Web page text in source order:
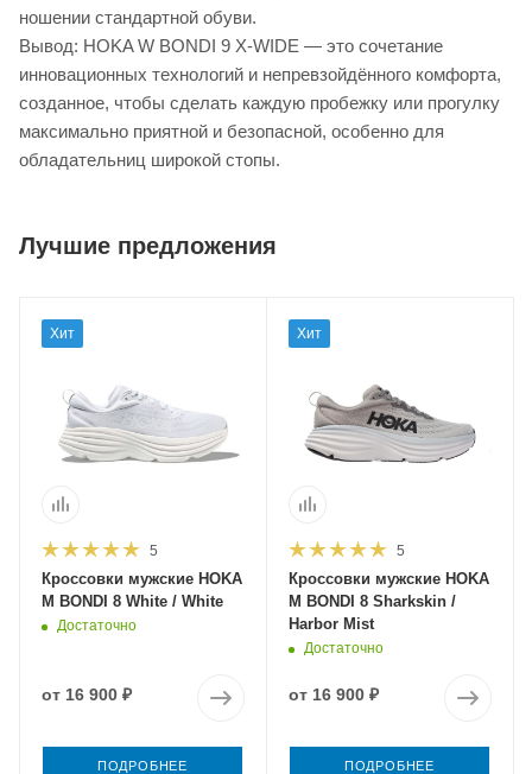
ношении стандартной обуви.
Вывод: HOKA W BONDI 9 X-WIDE — это сочетание
инновационных технологий и непревзойдённого комфорта,
созданное, чтобы сделать каждую пробежку или прогулку
максимально приятной и безопасной, особенно для
обладательниц широкой стопы.
Лучшие предложения
Хит
5
Кроссовки мужские HOKA
M BONDI 8 White / White
Достаточно
от 16 900 ₽
ПОДРОБНЕЕ
Хит
5
Кроссовки мужские HOKA
M BONDI 8 Sharkskin /
Harbor Mist
Достаточно
от 16 900 ₽
ПОДРОБНЕЕ